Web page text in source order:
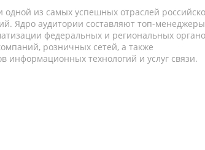
одной из самых успешных отраслей
Ядро аудитории составляют топ-
федеральных и региональных
розничных сетей, а также
информационных технологий и услуг связи.